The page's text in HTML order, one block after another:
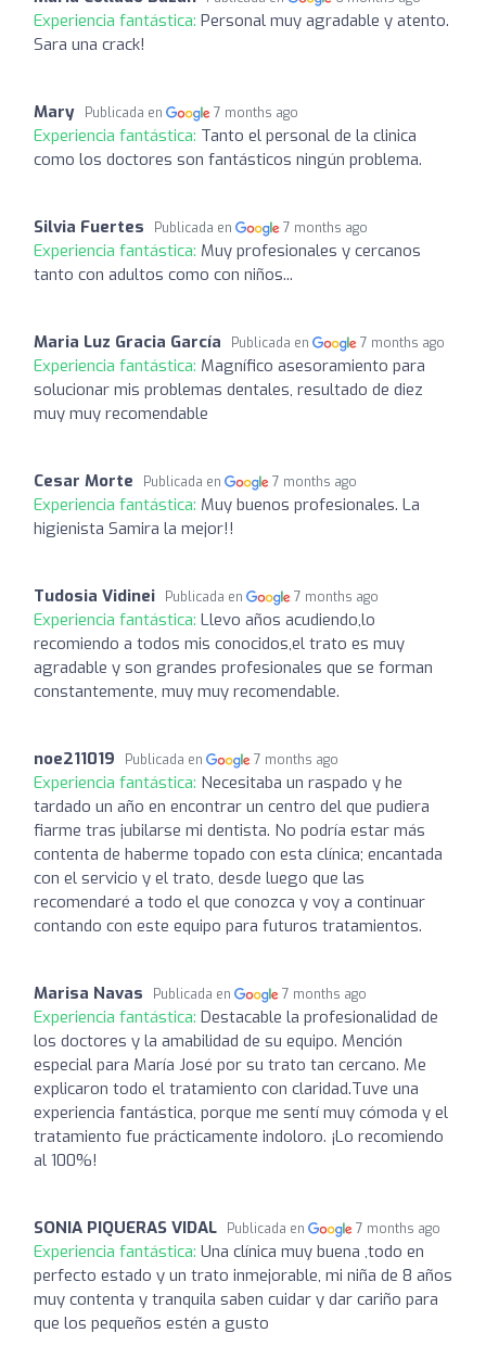
Experiencia fantástica: Personal muy agradable y atento.
Sara una crack!
Mary Publicada en 7 months ago
Experiencia fantástica: Tanto el personal de la clinica
como los doctores son fantásticos ningún problema.
Silvia Fuertes Publicada en 7 months ago
Experiencia fantástica: Muy profesionales y cercanos
tanto con adultos como con niños...
Maria Luz Gracia García Publicada en 7 months ago
Experiencia fantástica: Magnífico asesoramiento para
solucionar mis problemas dentales, resultado de diez
muy muy recomendable
Cesar Morte Publicada en 7 months ago
Experiencia fantástica: Muy buenos profesionales. La
higienista Samira la mejor!!
Tudosia Vidinei Publicada en 7 months ago
Experiencia fantástica: Llevo años acudiendo,lo
recomiendo a todos mis conocidos,el trato es muy
agradable y son grandes profesionales que se forman
constantemente, muy muy recomendable.
noe211019 Publicada en 7 months ago
Experiencia fantástica: Necesitaba un raspado y he
tardado un año en encontrar un centro del que pudiera
fiarme tras jubilarse mi dentista. No podría estar más
contenta de haberme topado con esta clínica; encantada
con el servicio y el trato, desde luego que las
recomendaré a todo el que conozca y voy a continuar
contando con este equipo para futuros tratamientos.
Marisa Navas Publicada en 7 months ago
Experiencia fantástica: Destacable la profesionalidad de
los doctores y la amabilidad de su equipo. Mención
especial para María José por su trato tan cercano. Me
explicaron todo el tratamiento con claridad. ​Tuve una
experiencia fantástica, porque me sentí muy cómoda y el
tratamiento fue prácticamente indoloro. ¡Lo recomiendo
al 100%!
SONIA PIQUERAS VIDAL Publicada en 7 months ago
Experiencia fantástica: Una clínica muy buena ,todo en
perfecto estado y un trato inmejorable, mi niña de 8 años
muy contenta y tranquila saben cuidar y dar cariño para
que los pequeños estén a gusto